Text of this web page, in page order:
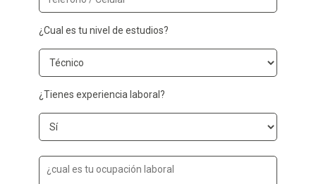
¿Cual es tu nivel de estudios?
¿Tienes experiencia laboral?